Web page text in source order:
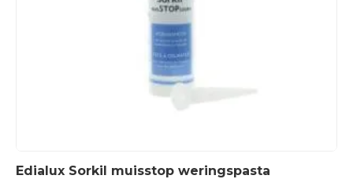
Edialux Sorkil muisstop weringspasta